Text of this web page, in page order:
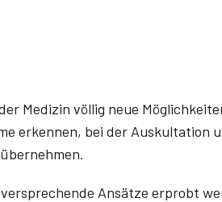
Medizin völlig neue
erkennen, bei der Auskultation
Ansätze erprobt